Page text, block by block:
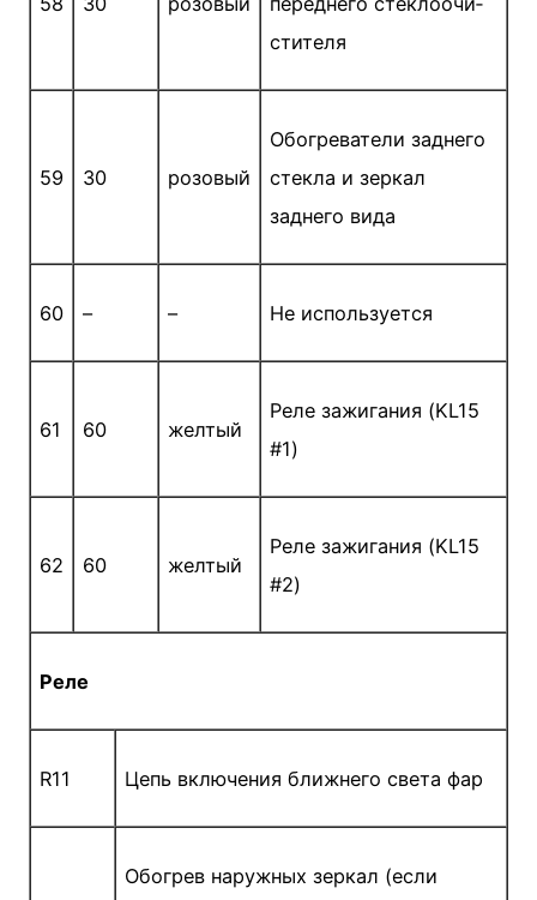
стителя
59 30 розовый
Обогреватели заднего
стекла и зеркал
заднего вида
60 – – Не используется
61 60 желтый
Реле зажигания (KL15
#1)
62 60 желтый
Реле зажигания (KL15
#2)
Реле
R11 Цепь включения ближнего света фар
Обогрев наружных зеркал (если